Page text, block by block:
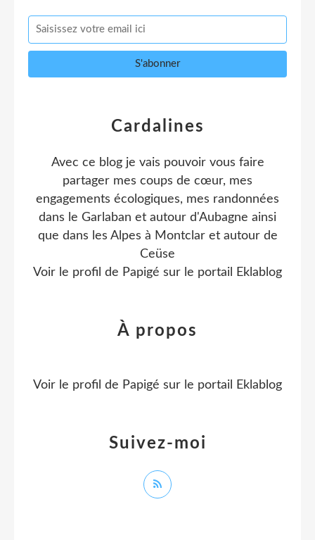
Cardalines
Avec ce blog je vais pouvoir vous faire
partager mes coups de cœur, mes
engagements écologiques, mes randonnées
dans le Garlaban et autour d'Aubagne ainsi
que dans les Alpes à Montclar et autour de
Ceüse
Voir le profil de Papigé sur le portail Eklablog
Suivez-moi
À propos
Voir le profil de Papigé sur le portail Eklablog